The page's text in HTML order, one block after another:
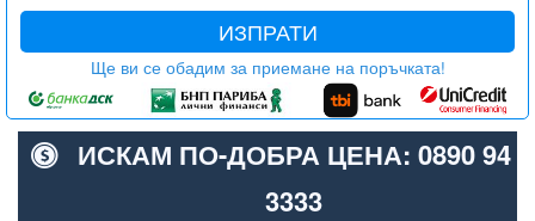
ИЗПРАТИ
Ще ви се обадим за приемане на поръчката!
ИСКАМ ПО-ДОБРА ЦЕНА: 0890 94
3333